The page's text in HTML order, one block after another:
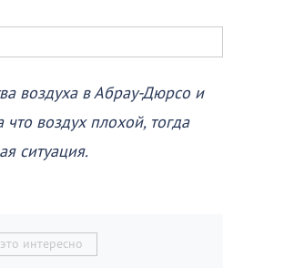
воздуха в Абрау-Дюрсо и
воздух плохой, тогда
ситуация.
это интересно